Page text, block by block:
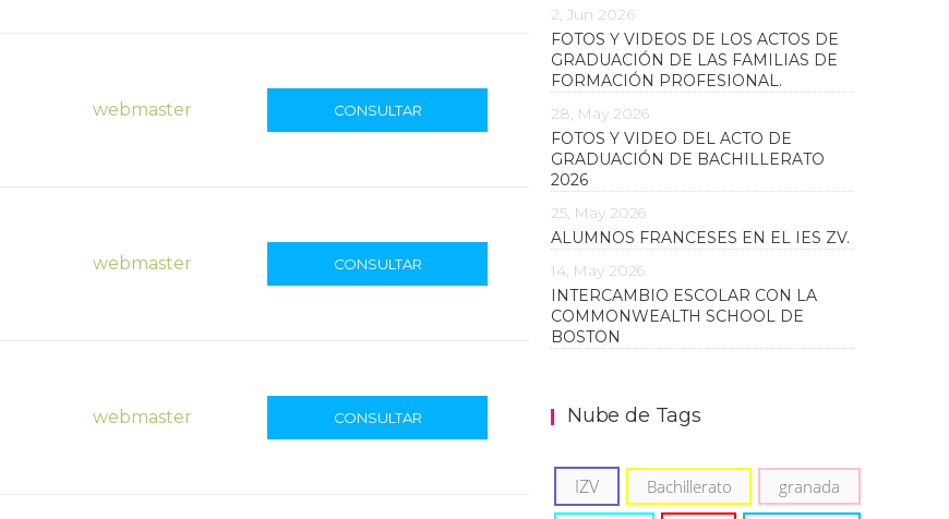
webmaster CONSULTAR
webmaster CONSULTAR
webmaster CONSULTAR
2, Jun 2026
FOTOS Y VIDEOS DE LOS ACTOS DE
GRADUACIÓN DE LAS FAMILIAS DE
FORMACIÓN PROFESIONAL.
28, May 2026
FOTOS Y VIDEO DEL ACTO DE
GRADUACIÓN DE BACHILLERATO
2026
25, May 2026
ALUMNOS FRANCESES EN EL IES ZV.
14, May 2026
INTERCAMBIO ESCOLAR CON LA
COMMONWEALTH SCHOOL DE
BOSTON
Nube de Tags
IZV Bachillerato granada